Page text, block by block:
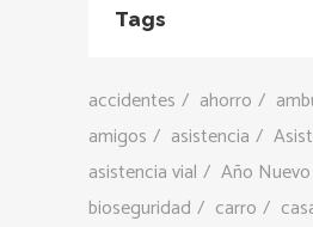
Tags
accidentes ahorro
amigos
asistencia
asistencia vial
Año Nuevo
bioseguridad
carro